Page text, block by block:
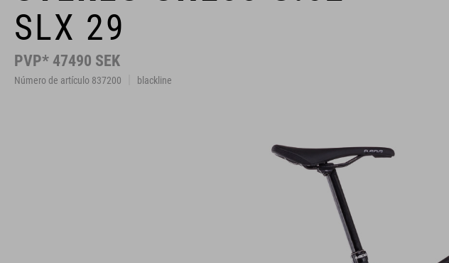
SLX 29
PVP* 47490 SEK
Número de artículo 837200 blackline